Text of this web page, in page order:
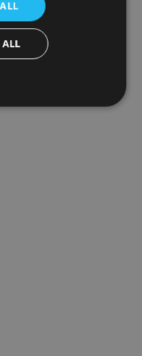
ALL